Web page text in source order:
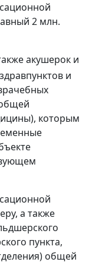
2 млн.
акушерок и
и
которым
а также
пункта,
общей